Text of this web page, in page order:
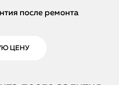
после ремонта
ЦЕНУ